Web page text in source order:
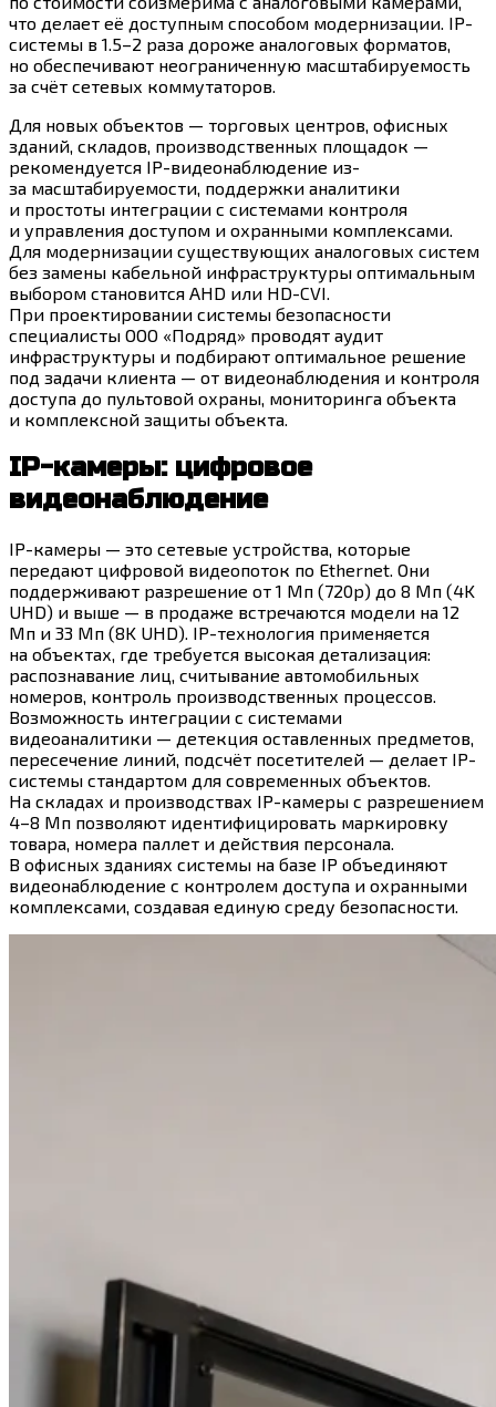
что делает её доступным способом модернизации. IP-
системы в 1.5–2 раза дороже аналоговых форматов,
но обеспечивают неограниченную масштабируемость
за счёт сетевых коммутаторов.
Для новых объектов — торговых центров, офисных
зданий, складов, производственных площадок —
рекомендуется IP-видеонаблюдение из-
за масштабируемости, поддержки аналитики
и простоты интеграции с системами контроля
и управления доступом и охранными комплексами.
Для модернизации существующих аналоговых систем
без замены кабельной инфраструктуры оптимальным
выбором становится AHD или HD-CVI.
При проектировании системы безопасности
специалисты ООО «Подряд» проводят аудит
инфраструктуры и подбирают оптимальное решение
под задачи клиента — от видеонаблюдения и контроля
доступа до пультовой охраны, мониторинга объекта
и комплексной защиты объекта.
IP-камеры: цифровое
видеонаблюдение
IP-камеры — это сетевые устройства, которые
передают цифровой видеопоток по Ethernet. Они
поддерживают разрешение от 1 Мп (720p) до 8 Мп (4K
UHD) и выше — в продаже встречаются модели на 12
Мп и 33 Мп (8K UHD). IP-технология применяется
на объектах, где требуется высокая детализация:
распознавание лиц, считывание автомобильных
номеров, контроль производственных процессов.
Возможность интеграции с системами
видеоаналитики — детекция оставленных предметов,
пересечение линий, подсчёт посетителей — делает IP-
системы стандартом для современных объектов.
На складах и производствах IP-камеры с разрешением
4–8 Мп позволяют идентифицировать маркировку
товара, номера паллет и действия персонала.
В офисных зданиях системы на базе IP объединяют
видеонаблюдение с контролем доступа и охранными
комплексами, создавая единую среду безопасности.